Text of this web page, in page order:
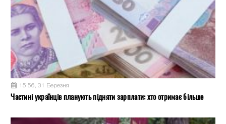
15:56, 31 Березня
Частині українців планують підняти зарплати: хто отримає більше